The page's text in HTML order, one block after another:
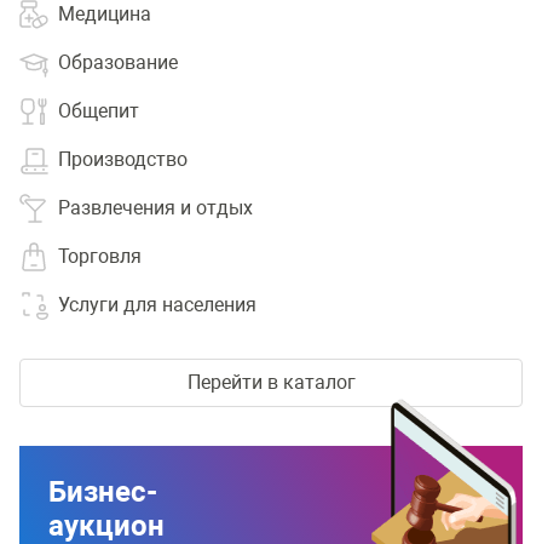
Медицина
Образование
Общепит
Производство
Развлечения и отдых
Торговля
Услуги для населения
Перейти в каталог
Бизнес-
аукцион